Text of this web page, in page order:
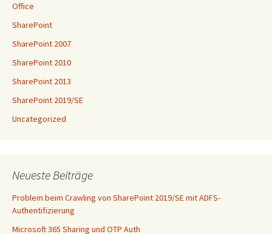
Office
SharePoint
SharePoint 2007
SharePoint 2010
SharePoint 2013
SharePoint 2019/SE
Uncategorized
Neueste Beiträge
Problem beim Crawling von SharePoint 2019/SE mit ADFS-
Authentifizierung
Microsoft 365 Sharing und OTP Auth